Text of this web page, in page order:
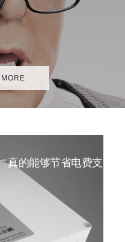
真的能够节省电费支出